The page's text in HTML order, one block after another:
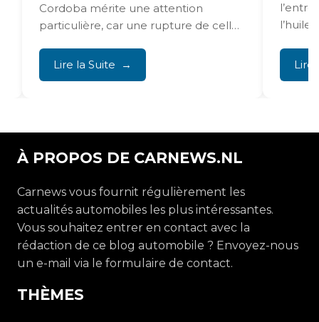
Cordoba mérite une attention
particulière, car une rupture de celle-
Lire la Suite
l’huile,
Lire
À PROPOS DE CARNEWS.NL
Carnews vous fournit régulièrement les
actualités automobiles les plus intéressantes.
Vous souhaitez entrer en contact avec la
rédaction de ce blog automobile ? Envoyez-nous
un e-mail via le formulaire de contact.
THÈMES